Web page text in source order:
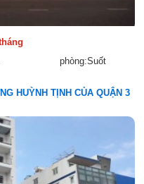
phòng:Suốt
HUỲNH TỊNH CỦA QUẬN 3